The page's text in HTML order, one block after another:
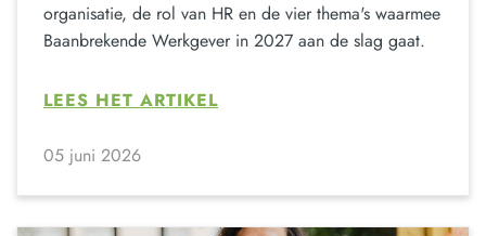
organisatie, de rol van HR en de vier thema's waarmee
Baanbrekende Werkgever in 2027 aan de slag gaat.
LEES HET ARTIKEL
05 juni 2026